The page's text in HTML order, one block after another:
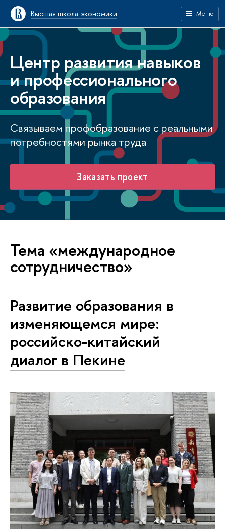
Высшая школа экономики Меню
Центр развития навыков
и профессионального
образования
Связываем профобразование с реальными
потребностями рынка труда
Заказать проект
Тема «международное
сотрудничество»
Развитие образования в
изменяющемся мире:
российско-китайский
диалог в Пекине